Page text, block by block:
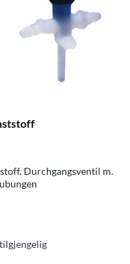
Durchgangsventil m.